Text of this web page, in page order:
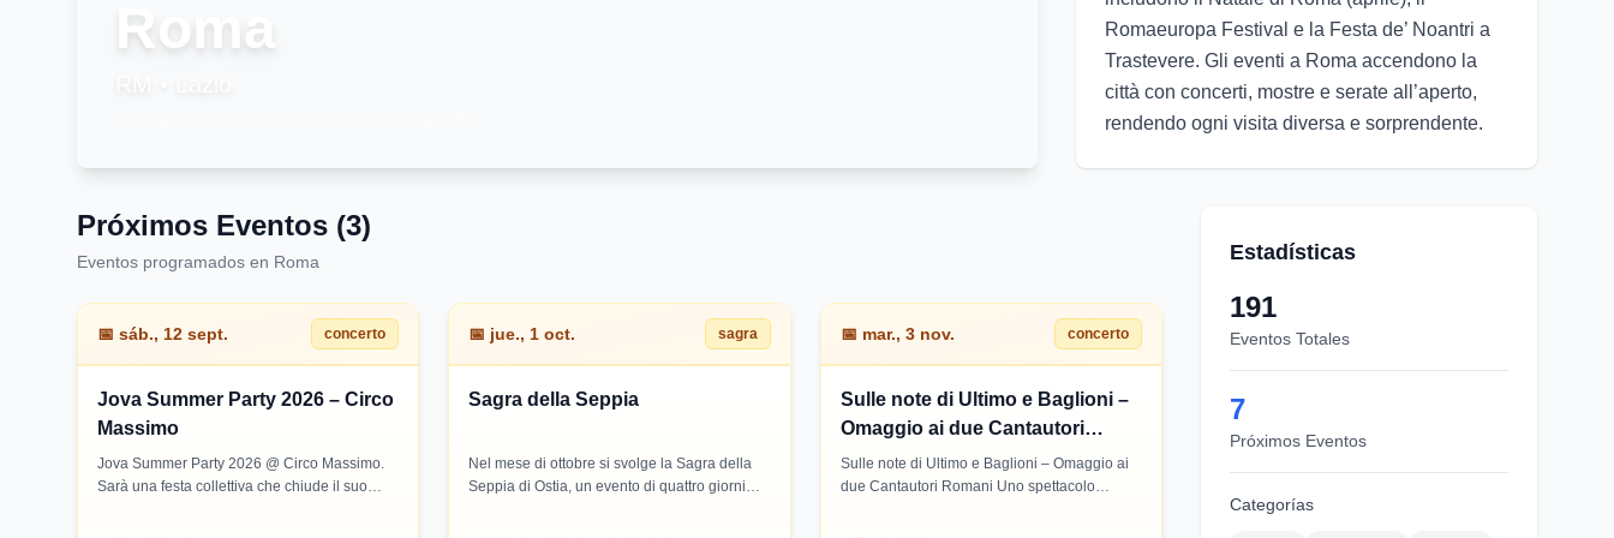
Roma
Romaeuropa Festival e la Festa de’ Noantri a
Trastevere. Gli eventi a Roma accendono la
città con concerti, mostre e serate all’aperto,
rendendo ogni visita diversa e sorprendente.
Próximos Eventos (3)
Eventos programados en Roma
📅 sáb., 12 sept. concerto
Jova Summer Party 2026 – Circo
Massimo
Jova Summer Party 2026 @ Circo Massimo.
Sarà una festa collettiva che chiude il suo
📅 jue., 1 oct. sagra
Sagra della Seppia
Nel mese di ottobre si svolge la Sagra della
Seppia di Ostia, un evento di quattro giorni
📅 mar., 3 nov. concerto
Sulle note di Ultimo e Baglioni –
Omaggio ai due Cantautori
Romani
Sulle note di Ultimo e Baglioni – Omaggio ai
due Cantautori Romani Uno spettacolo
Estadísticas
191
Eventos Totales
7
Próximos Eventos
Categorías